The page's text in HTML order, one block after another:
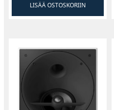
LISÄÄ OSTOSKORIIN